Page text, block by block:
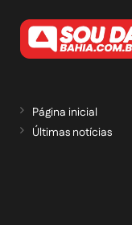
Página inicial
Últimas notícias